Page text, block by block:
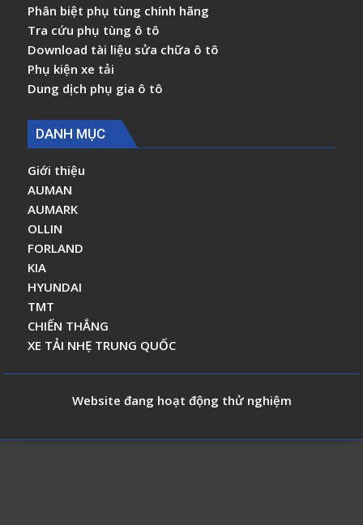
Phân biệt phụ tùng chính hãng
Tra cứu phụ tùng ô tô
Download tài liệu sửa chữa ô tô
Phụ kiện xe tải
Dung dịch phụ gia ô tô
DANH MỤC
Giới thiệu
AUMAN
AUMARK
OLLIN
FORLAND
KIA
HYUNDAI
TMT
CHIẾN THẮNG
XE TẢI NHẸ TRUNG QUỐC
Website đang hoạt động thử nghiệm